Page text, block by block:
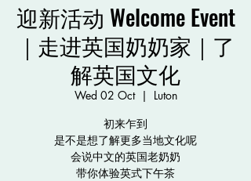
迎新活动 Welcome Event
｜走进英国奶奶家｜了
解英国文化
Wed 02 Oct
  |
Luton
初来乍到
是不是想了解更多当地文化呢
会说中文的英国老奶奶
带你体验英式下午茶